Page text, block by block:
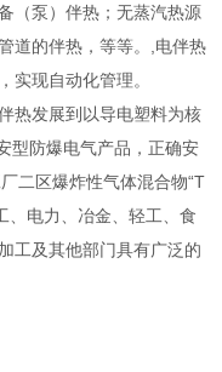
（泵）伴热；无蒸汽热源
道的伴热，等等。,电伴热
实现自动化管理。
热发展到以导电塑料为核
型防爆电气产品，正确安
二区爆炸性气体混合物“T
、电力、冶金、轻工、食
工及其他部门具有广泛的